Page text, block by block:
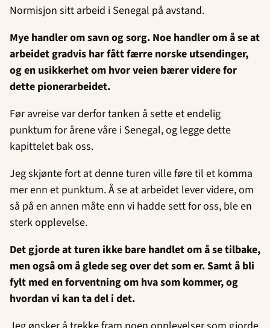
Normisjon sitt arbeid i Senegal på avstand.
Mye handler om savn og sorg. Noe handler om å se at
arbeidet gradvis har fått færre norske utsendinger,
og en usikkerhet om hvor veien bærer videre for
dette pionerarbeidet.
Før avreise var derfor tanken å sette et endelig
punktum for årene våre i Senegal, og legge dette
kapittelet bak oss.
Jeg skjønte fort at denne turen ville føre til et komma
mer enn et punktum. Å se at arbeidet lever videre, om
så på en annen måte enn vi hadde sett for oss, ble en
sterk opplevelse.
Det gjorde at turen ikke bare handlet om å se tilbake,
men også om å glede seg over det som er. Samt å bli
fylt med en forventning om hva som kommer, og
hvordan vi kan ta del i det.